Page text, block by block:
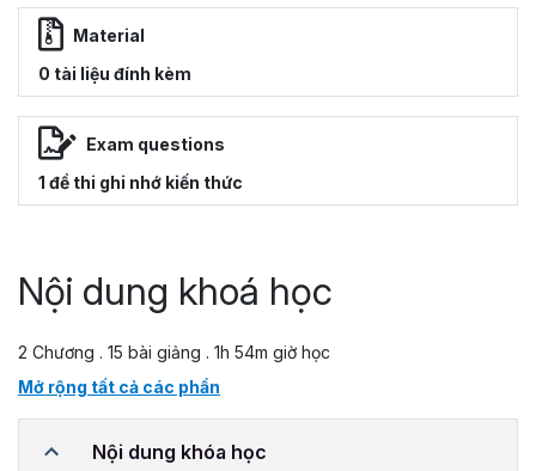
Material
0 tài liệu đính kèm
Exam questions
1 đề thi ghi nhớ kiến thức
Nội dung khoá học
2 Chương . 15 bài giảng . 1h 54m giờ học
Mở rộng tất cả các phần
Nội dung khóa học